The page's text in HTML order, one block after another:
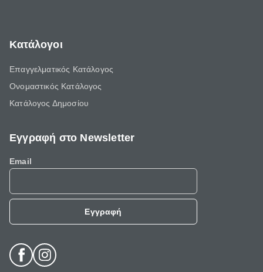
Κατάλογοι
Επαγγελματικός Κατάλογος
Ονομαστικός Κατάλογος
Κατάλογος Δημοσίου
Εγγραφή στο Newsletter
Email
Εγγραφή